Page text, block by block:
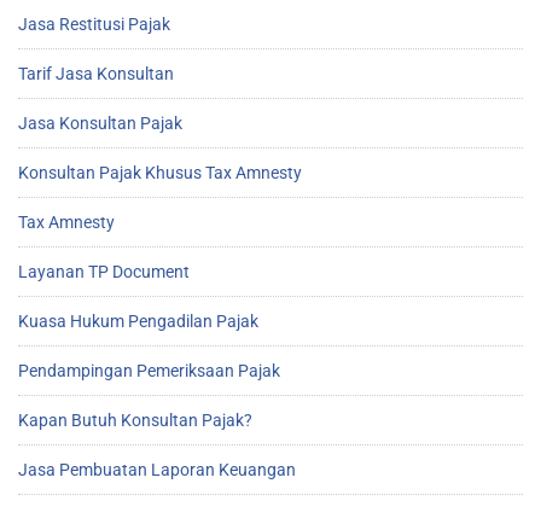
Jasa Restitusi Pajak
Tarif Jasa Konsultan
Jasa Konsultan Pajak
Konsultan Pajak Khusus Tax Amnesty
Tax Amnesty
Layanan TP Document
Kuasa Hukum Pengadilan Pajak
Pendampingan Pemeriksaan Pajak
Kapan Butuh Konsultan Pajak?
Jasa Pembuatan Laporan Keuangan